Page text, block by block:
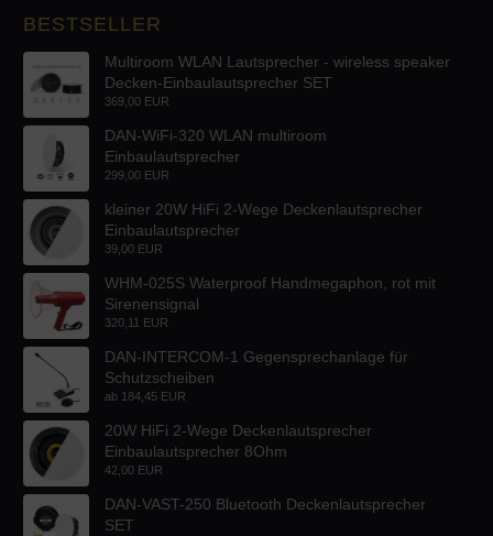
BESTSELLER
Multiroom WLAN Lautsprecher - wireless speaker
Decken-Einbaulautsprecher SET
369,00 EUR
DAN-WiFi-320 WLAN multiroom
Einbaulautsprecher
299,00 EUR
kleiner 20W HiFi 2-Wege Deckenlautsprecher
Einbaulautsprecher
39,00 EUR
WHM-025S Waterproof Handmegaphon, rot mit
Sirenensignal
320,11 EUR
DAN-INTERCOM-1 Gegensprechanlage für
Schutzscheiben
ab 184,45 EUR
20W HiFi 2-Wege Deckenlautsprecher
Einbaulautsprecher 8Ohm
42,00 EUR
DAN-VAST-250 Bluetooth Deckenlautsprecher
SET